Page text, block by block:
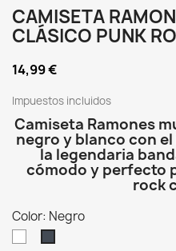
CAMISETA
CLÁSICO PUNK
14,99 €
Impuestos incluidos
Camiseta Ramones
negro y blanco con
la legendaria
cómodo y perfecto
rock
Color: Negro